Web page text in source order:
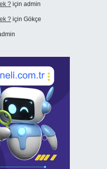
? için admin
? için Gökçe